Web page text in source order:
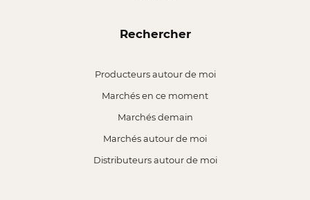
Rechercher
Producteurs autour de moi
Marchés en ce moment
Marchés demain
Marchés autour de moi
Distributeurs autour de moi